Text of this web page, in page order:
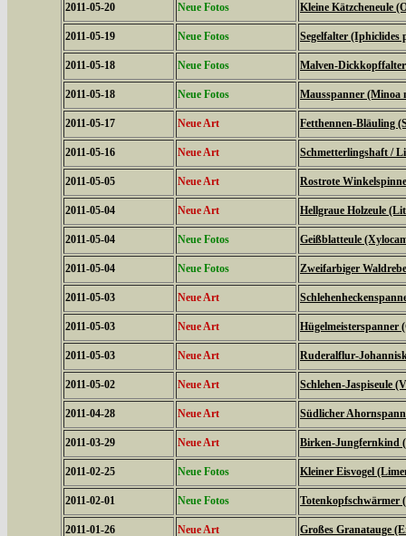
2011-05-20 Neue Fotos Kleine Kätzcheneule
2011-05-19 Neue Fotos Segelfalter (Iphiclides
2011-05-18 Neue Fotos Malven-
2011-05-18 Neue Fotos Mausspanner (Minoa
2011-05-17 Neue Art Fetthennen-Bläuling
2011-05-16 Neue Art Schmetterlingshaft /
2011-05-05 Neue Art Rostrote
2011-05-04 Neue Art Hellgraue Holzeule
2011-05-04 Neue Fotos Geißblatteule
2011-05-04 Neue Fotos Zweifarbiger
2011-05-03 Neue Art
2011-05-03 Neue Art Hügelmeisterspanner
2011-05-03 Neue Art Ruderalflur-
2011-05-02 Neue Art Schlehen-Jaspiseule
2011-04-28 Neue Art Südlicher
2011-03-29 Neue Art Birken-Jungfernkind
2011-02-25 Neue Fotos Kleiner Eisvogel
2011-02-01 Neue Fotos Totenkopfschwärmer
2011-01-26 Neue Art Großes Granatauge